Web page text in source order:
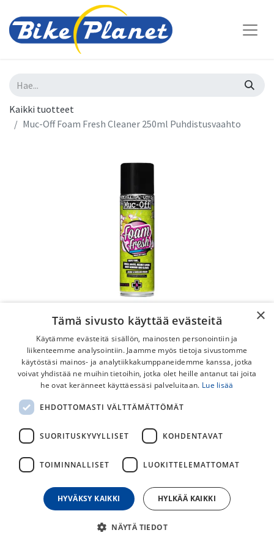
Kaikki tuotteet
Muc-Off Foam Fresh Cleaner 250ml Puhdistusvaahto
Muc-Off Foam Fresh Cleaner 250ml
Puhdistusvaahto
Muc-Off Foam fresh on erittäin tehokas ja helppokäyttöinen
vaahtoava puhdistusaine. Tuote sopii ihanteellisesti kypärän
vuorauksille, ajokenkien puhdistamiseen tai mille tahansa
pehmeälle materiaalille, joka joutuu kosketukseen käyttäjän
×
Tämä sivusto käyttää evästeitä
Käytämme evästeitä sisällön, mainosten personointiin ja
liikenteemme analysointiin. Jaamme myös tietoja sivustomme
käytöstäsi mainos- ja analytiikkakumppaneidemme kanssa, jotka
voivat yhdistää ne muihin tietoihin, jotka olet heille antanut tai joita
he ovat keränneet käyttäessäsi palveluitaan. Lue lisää
EHDOTTOMASTI VÄLTTÄMÄTTÖMÄT
SUORITUSKYVYLLISET KOHDENTAVAT
TOIMINNALLISET LUOKITTELEMATTOMAT
HYVÄKSY KAIKKI HYLKÄÄ KAIKKI
NÄYTÄ TIEDOT